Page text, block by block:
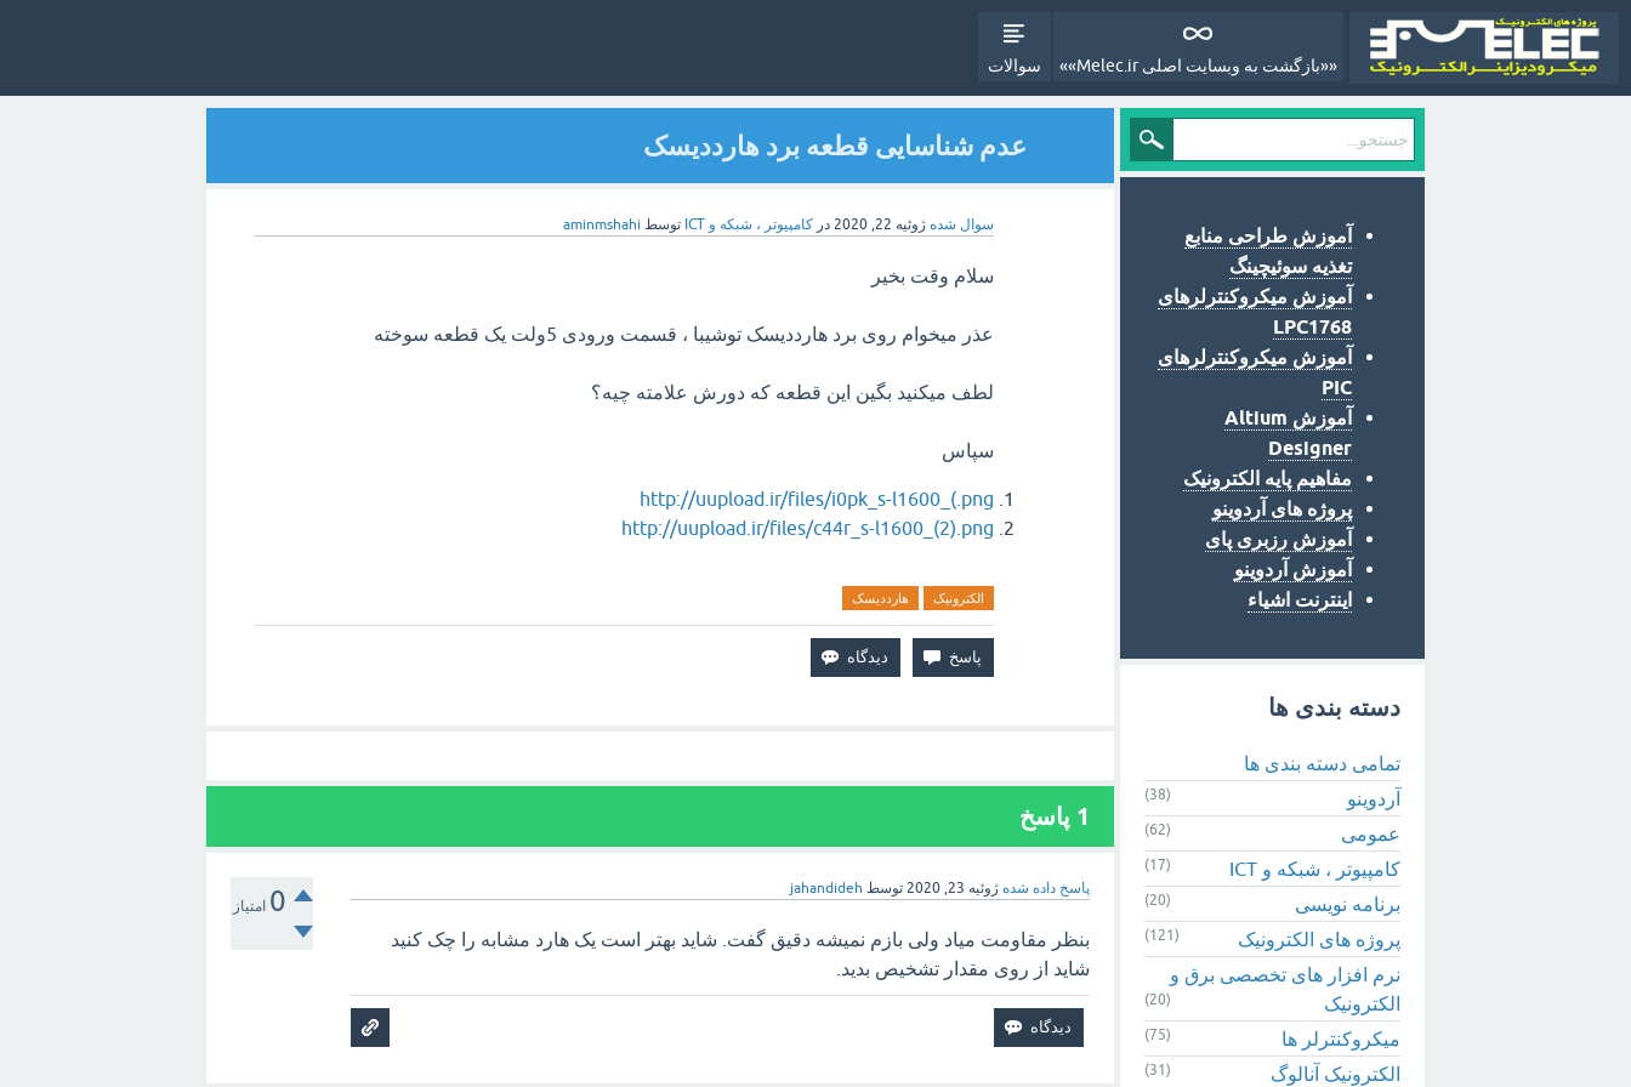
سوالات ««بازگشت به وبسایت اصلی Melec.ir»»
عدم شناسایی قطعه برد هارددیسک
سوال شده ژوئیه 22, 2020 درکامپیوتر ، شبکه و ICT توسط aminmshahi
سلام وقت بخیر
عذر میخوام روی برد هارددیسک توشیبا ، قسمت ورودی 5ولت یک قطعه سوخته
لطف میکنید بگین این قطعه که دورش علامته چیه؟
سپاس
http://uupload.ir/files/i0pk_s-l1600_(.png
http://uupload.ir/files/c44r_s-l1600_(2).png
الکترونیک هارددیسک
1 پاسخ
0 امتیاز
پاسخ داده شده ژوئیه 23, 2020 توسط jahandideh
بنظر مقاومت میاد ولی بازم نمیشه دقیق گفت. شاید بهتر است یک هارد مشابه را چک کنید
شاید از روی مقدار تشخیص بدید.
آموزش طراحی منابع
تغذیه سوئیچینگ
آموزش میکروکنترلرهای
LPC1768
آموزش میکروکنترلرهای
PIC
آموزش Altium
Designer
مفاهیم پایه الکترونیک
پروژه های آردوینو
آموزش رزبری پای
آموزش آردوینو
اینترنت اشیاء
دسته بندی ها
تمامی دسته بندی ها
آردوینو
(38)
عمومی (62)
کامپیوتر ، شبکه و ICT (17)
برنامه نویسی (20)
پروژه های الکترونیک (121)
نرم افزار های تخصصی برق و
الکترونیک
(20)
میکروکنترلر ها (75)
الکترونیک آنالوگ (31)